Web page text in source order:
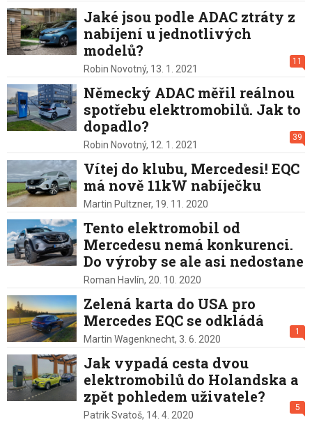
Jaké jsou podle ADAC ztráty z
nabíjení u jednotlivých
modelů?
11
Robin Novotný, 13. 1. 2021
Německý ADAC měřil reálnou
spotřebu elektromobilů. Jak to
dopadlo?
39
Robin Novotný, 12. 1. 2021
Vítej do klubu, Mercedesi! EQC
má nově 11kW nabíječku
Martin Pultzner, 19. 11. 2020
Tento elektromobil od
Mercedesu nemá konkurenci.
Do výroby se ale asi nedostane
Roman Havlín, 20. 10. 2020
Zelená karta do USA pro
Mercedes EQC se odkládá
1
Martin Wagenknecht, 3. 6. 2020
Jak vypadá cesta dvou
elektromobilů do Holandska a
zpět pohledem uživatele?
5
Patrik Svatoš, 14. 4. 2020